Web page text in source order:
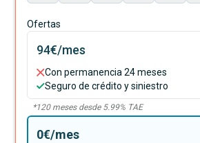
Ofertas
94€/mes
Con permanencia 24 meses
Seguro de crédito y siniestro
*120meses desde 5.99% TAE
0€/mes